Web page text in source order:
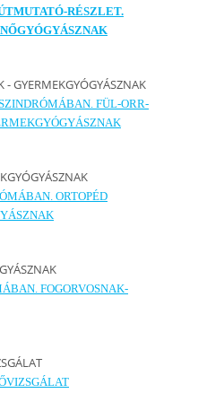
RÉSZLET.
- GYERMEKGYÓGYÁSZNAK
FÜL-ORR-
ORTOPÉD
FOGORVOSNAK-